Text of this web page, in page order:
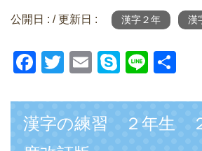
公開日 : / 更新日 : 漢字２年 漢
F
c
e
T
tt
er
E
ail
S
p
e
Li
e
漢字の練習 ２年生